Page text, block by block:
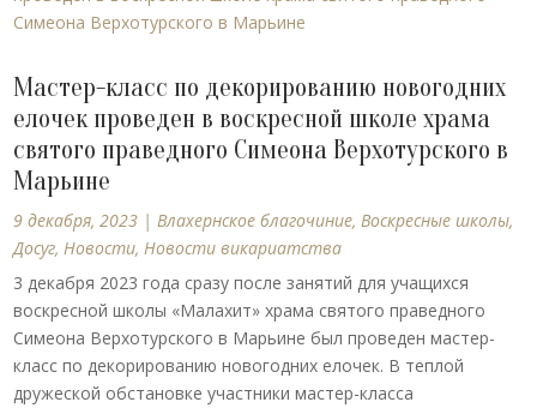
Мастер-класс по декорированию новогодних
елочек проведен в воскресной школе храма
святого праведного Симеона Верхотурского в
Марьине
9 декабря, 2023 |Влахернское благочиние,Воскресные школы,
Досуг,Новости,Новости викариатства
3 декабря 2023 года сразу после занятий для учащихся
воскресной школы «Малахит» храма святого праведного
Симеона Верхотурского в Марьине был проведен мастер-
класс по декорированию новогодних елочек. В теплой
дружеской обстановке участники мастер-класса